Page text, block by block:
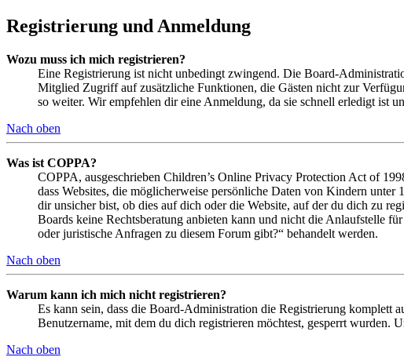
Registrierung und Anmeldung
Wozu muss ich mich registrieren?
Eine Registrierung ist nicht unbedingt zwingend. Die Board-
Mitglied Zugriff auf zusätzliche Funktionen, die Gästen nicht zur
so weiter. Wir empfehlen dir eine Anmeldung, da sie schnell erledigt ist
Nach oben
Was ist COPPA?
COPPA, ausgeschrieben Children’s Online Privacy Protection Act of
dass Websites, die möglicherweise persönliche Daten von Kindern
dir unsicher bist, ob dies auf dich oder die Website, auf der du dich zu
Boards keine Rechtsberatung anbieten kann und nicht die Anlaufstelle
oder juristische Anfragen zu diesem Forum gibt?“ behandelt werden.
Nach oben
Warum kann ich mich nicht registrieren?
Es kann sein, dass die Board-Administration die Registrierung komplett
Benutzername, mit dem du dich registrieren möchtest, gesperrt
Nach oben